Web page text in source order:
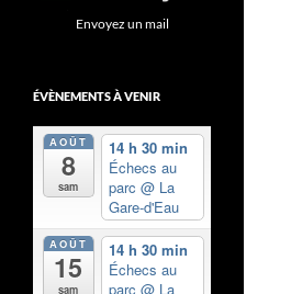
Envoyez un mail
ÉVÈNEMENTS À VENIR
AOÛT
8
sam
14 h 30 min
Échecs au
parc @ La
Gare-d'Eau
AOÛT
15
sam
14 h 30 min
Échecs au
parc @ La